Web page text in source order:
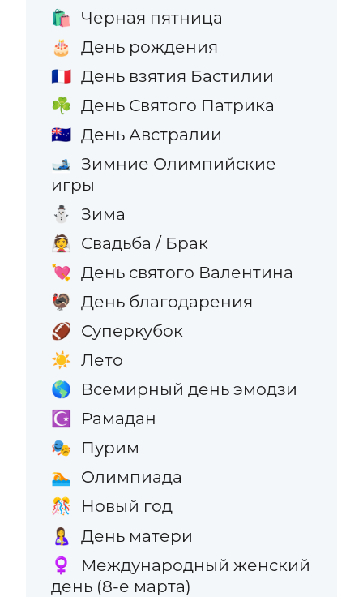
🛍️ Черная пятница
🎂 День рождения
🇫🇷 День взятия Бастилии
☘️ День Святого Патрика
🇦🇺 День Австралии
🎿 Зимние Олимпийские
игры
⛄ Зима
👰 Свадьба / Брак
💘 День святого Валентина
🦃 День благодарения
🏈 Суперкубок
☀️ Лето
🌎 Всемирный день эмодзи
☪️ Рамадан
🎭 Пурим
🏊 Олимпиада
🎊 Новый год
🤱 День матери
♀️
Международный женский
день (8-е марта)